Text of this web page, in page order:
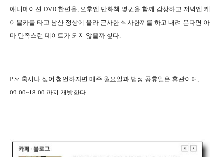
애니메이션 DVD 한편을, 오후엔 만화책 몇권을 함께 감상하고 저녁엔 케
이블카를 타고 남산 정상에 올라 근사한 식사한끼를 하고 내려 온다면 아
마 만족스런 데이트가 되지 않을까 싶다.
P.S: 혹시나 싶어 첨언하자면 매주 월요일과 법정 공휴일은 휴관이며,
09:00~18:00 까지 개방한다.